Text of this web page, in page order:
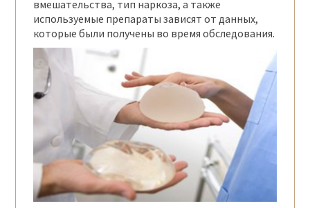
вмешательства, тип наркоза, а также
используемые препараты зависят от данных,
которые были получены во время обследования.